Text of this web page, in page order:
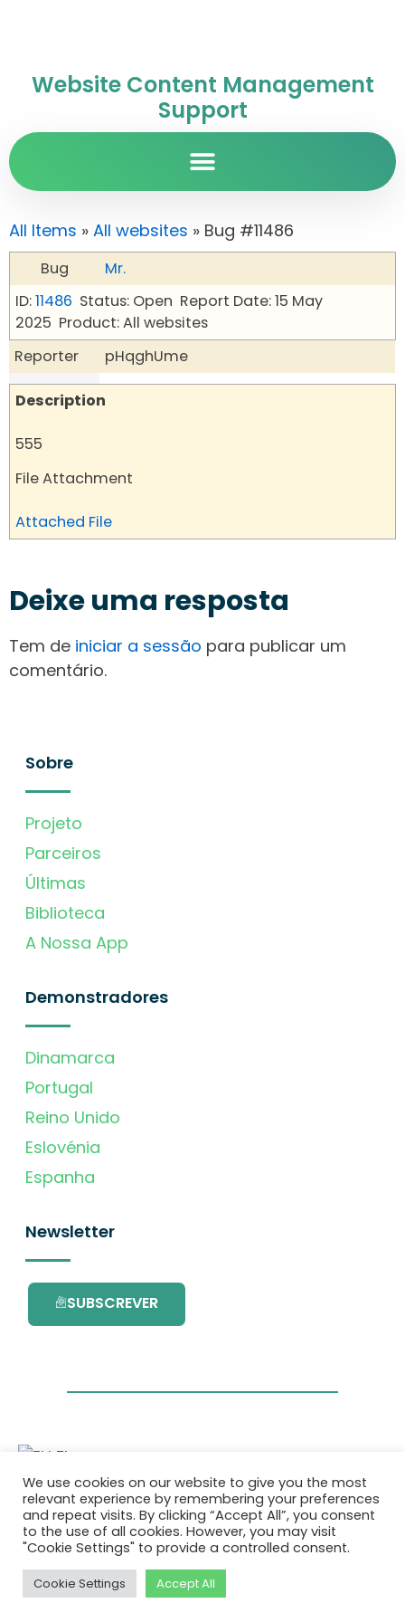
Website Content Management
Support
All Items » All websites » Bug #11486
Bug
Mr.
ID:11486 Status: Open Report Date: 15 May
2025 Product: All websites
Reporter
pHqghUme
Description
555
File Attachment
Attached File
Deixe uma resposta
Tem de iniciar a sessão para publicar um
comentário.
Sobre
Projeto
Parceiros
Últimas
Biblioteca
A Nossa App
Demonstradores
Dinamarca
Portugal
Reino Unido
Eslovénia
Espanha
Newsletter
SUBSCREVER
Este projecto é financiado pelo Programa de
Investigação e Inovação da União Europeia
Horizonte 2020 com o contrato Nº. 101036418.
Política de Privacidade
© 2026 AURORA
We use cookies on our website to give you the most
relevant experience by remembering your preferences
and repeat visits. By clicking “Accept All”, you consent
to the use of all cookies. However, you may visit
"Cookie Settings" to provide a controlled consent.
Cookie Settings Accept All